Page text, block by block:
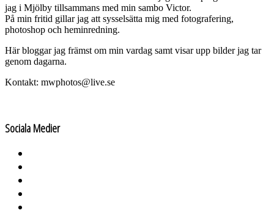
jag i Mjölby tillsammans med min sambo Victor.
På min fritid gillar jag att sysselsätta mig med fotografering,
photoshop och heminredning.
Här bloggar jag främst om min vardag samt visar upp bilder jag tar
genom dagarna.
Kontakt: mwphotos@live.se
Sociala Medier